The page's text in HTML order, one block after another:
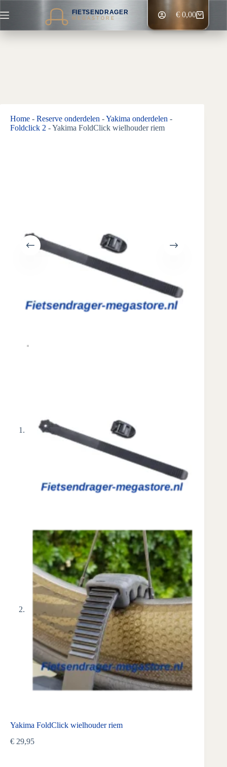
naar
inhoud
FIETSENDRAGER
MEGASTORE Winkelwagen
€0,00
Home - Reserve onderdelen -Yakima onderdelen -
Foldclick 2 -Yakima FoldClick wielhouder riem
Yakima FoldClick wielhouder riem
€ 29,95